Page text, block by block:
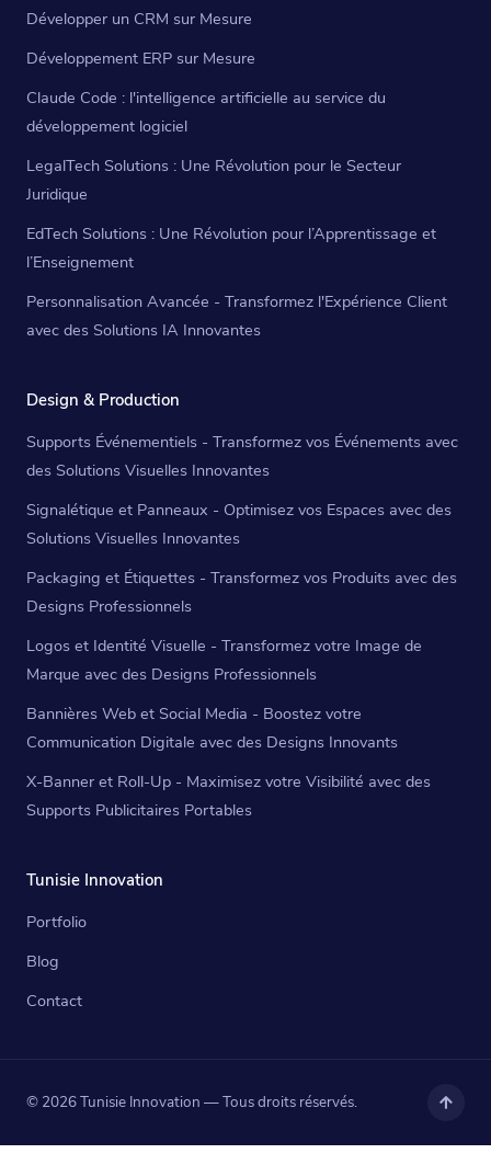
Développer un CRM sur Mesure
Développement ERP sur Mesure
Claude Code : l'intelligence artificielle au service du
développement logiciel
LegalTech Solutions : Une Révolution pour le Secteur
Juridique
EdTech Solutions : Une Révolution pour l’Apprentissage et
l’Enseignement
Personnalisation Avancée - Transformez l'Expérience Client
avec des Solutions IA Innovantes
Design & Production
Supports Événementiels - Transformez vos Événements avec
des Solutions Visuelles Innovantes
Signalétique et Panneaux - Optimisez vos Espaces avec des
Solutions Visuelles Innovantes
Packaging et Étiquettes - Transformez vos Produits avec des
Designs Professionnels
Logos et Identité Visuelle - Transformez votre Image de
Marque avec des Designs Professionnels
Bannières Web et Social Media - Boostez votre
Communication Digitale avec des Designs Innovants
X-Banner et Roll-Up - Maximisez votre Visibilité avec des
Supports Publicitaires Portables
Tunisie Innovation
Portfolio
Blog
Contact
© 2026 Tunisie Innovation — Tous droits réservés.
Haut